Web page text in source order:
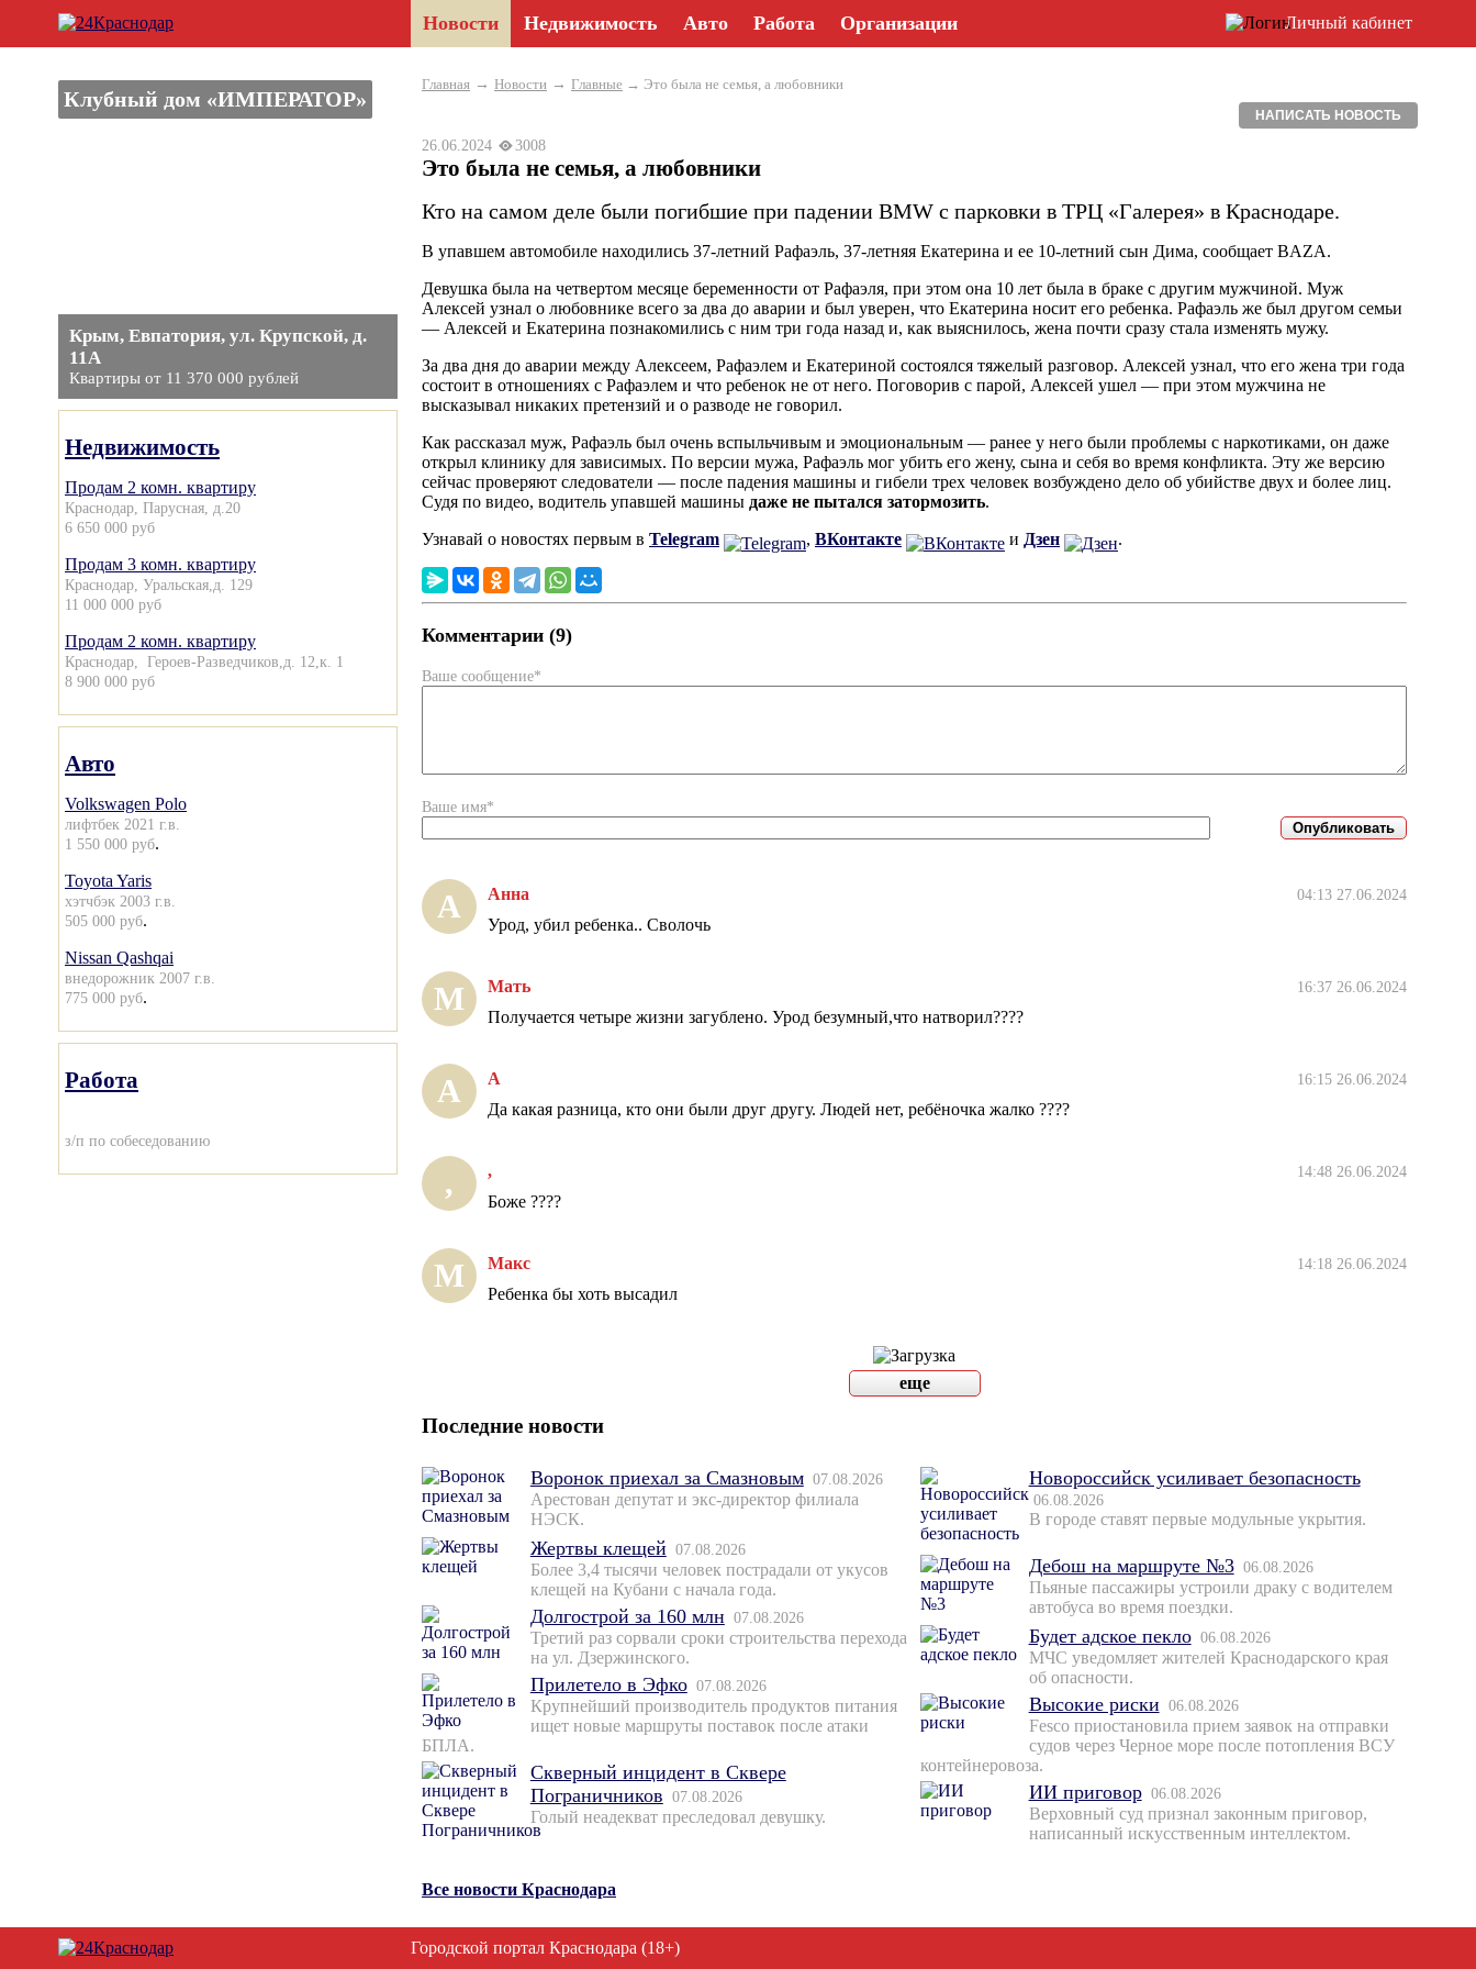
Новости Недвижимость Авто Работа Организации Личный кабинет
Клубный дом «ИМПЕРАТОР»
Крым, Евпатория, ул. Крупской, д.
11А
Квартиры от 11 370 000 рублей
Недвижимость
Продам 2 комн. квартиру
Краснодар, Парусная, д.20
6 650 000 руб
Продам 3 комн. квартиру
Краснодар, Уральская,д. 129
11 000 000 руб
Продам 2 комн. квартиру
Краснодар, Героев-Разведчиков,д. 12,к. 1
8 900 000 руб
Авто
Volkswagen Polo
лифтбек 2021 г.в.
1 550 000 руб.
Toyota Yaris
хэтчбэк 2003 г.в.
505 000 руб.
Nissan Qashqai
внедорожник 2007 г.в.
775 000 руб.
Работа
з/п по собеседованию
Главная → Новости → Главные → Это была не семья, а любовники
НАПИСАТЬ НОВОСТЬ
26.06.2024 3008
Это была не семья, а любовники
Кто на самом деле были погибшие при падении BMW с парковки в ТРЦ «Галерея» в Краснодаре.
В упавшем автомобиле находились 37-летний Рафаэль, 37-летняя Екатерина и ее 10-летний сын Дима, сообщает BAZA.
Девушка была на четвертом месяце беременности от Рафаэля, при этом она 10 лет была в браке с другим мужчиной. Муж
Алексей узнал о любовнике всего за два до аварии и был уверен, что Екатерина носит его ребенка. Рафаэль же был другом семьи
— Алексей и Екатерина познакомились с ним три года назад и, как выяснилось, жена почти сразу стала изменять мужу.
За два дня до аварии между Алексеем, Рафаэлем и Екатериной состоялся тяжелый разговор. Алексей узнал, что его жена три года
состоит в отношениях с Рафаэлем и что ребенок не от него. Поговорив с парой, Алексей ушел — при этом мужчина не
высказывал никаких претензий и о разводе не говорил.
Как рассказал муж, Рафаэль был очень вспыльчивым и эмоциональным — ранее у него были проблемы с наркотиками, он даже
открыл клинику для зависимых. По версии мужа, Рафаэль мог убить его жену, сына и себя во время конфликта. Эту же версию
сейчас проверяют следователи — после падения машины и гибели трех человек возбуждено дело об убийстве двух и более лиц.
Судя по видео, водитель упавшей машины даже не пытался затормозить.
Узнавай о новостях первым в Telegram , ВКонтакте и Дзен .
Комментарии (9)
Ваше сообщение*
Ваше имя*
А Анна 04:13 27.06.2024
Урод, убил ребенка.. Сволочь
М Мать 16:37 26.06.2024
Получается четыре жизни загублено. Урод безумный,что натворил????
А А 16:15 26.06.2024
Да какая разница, кто они были друг другу. Людей нет, ребёночка жалко ????
, , 14:48 26.06.2024
Боже ????
М Макс 14:18 26.06.2024
Ребенка бы хоть высадил
еще
Последние новости
Воронок приехал за Смазновым 07.08.2026
Арестован депутат и экс-директор филиала
НЭСК.
Жертвы клещей 07.08.2026
Более 3,4 тысячи человек пострадали от укусов
клещей на Кубани с начала года.
Долгострой за 160 млн 07.08.2026
Третий раз сорвали сроки строительства перехода
на ул. Дзержинского.
Прилетело в Эфко 07.08.2026
Крупнейший производитель продуктов питания
ищет новые маршруты поставок после атаки
БПЛА.
Скверный инцидент в Сквере
Пограничников 07.08.2026
Голый неадекват преследовал девушку.
Новороссийск усиливает безопасность
06.08.2026
В городе ставят первые модульные укрытия.
Дебош на маршруте №3 06.08.2026
Пьяные пассажиры устроили драку с водителем
автобуса во время поездки.
Будет адское пекло 06.08.2026
МЧС уведомляет жителей Краснодарского края
об опасности.
Высокие риски 06.08.2026
Fesco приостановила прием заявок на отправки
судов через Черное море после потопления ВСУ
контейнеровоза.
ИИ приговор 06.08.2026
Верховный суд признал законным приговор,
написанный искусственным интеллектом.
Все новости Краснодара
Городской портал Краснодара (18+)